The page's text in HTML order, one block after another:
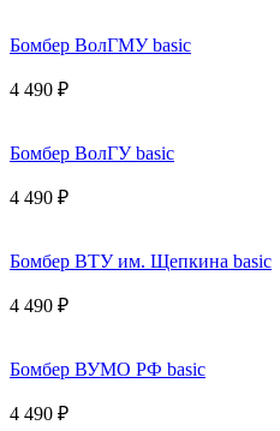
Бомбер ВолГМУ basic
4 490 ₽
Бомбер ВолГУ basic
4 490 ₽
Бомбер ВТУ им. Щепкина basic
4 490 ₽
Бомбер ВУМО РФ basic
4 490 ₽